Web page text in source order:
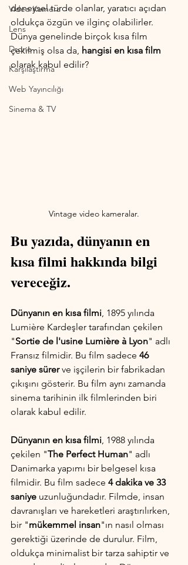
Video Kamera
Lens
Drone
Karşılaştırma
Web Yayıncılığı
Sinema & TV
deneysel türde olanlar, yaratıcı açıdan
oldukça özgün ve ilginç olabilirler.
Dünya genelinde birçok kısa film
çekilmiş olsa da, hangisi en kısa film
olarak kabul edilir?
Vintage video kameralar.
Bu yazıda, dünyanın en
kısa filmi hakkında bilgi
vereceğiz.
Dünyanın en kısa filmi, 1895 yılında
Lumière Kardeşler tarafından çekilen
"Sortie de l'usine Lumière à Lyon" adlı
Fransız filmidir. Bu film sadece 46
saniye sürer ve işçilerin bir fabrikadan
çıkışını gösterir. Bu film aynı zamanda
sinema tarihinin ilk filmlerinden biri
olarak kabul edilir.
Dünyanın en kısa filmi, 1988 yılında
çekilen "The Perfect Human" adlı
Danimarka yapımı bir belgesel kısa
filmidir. Bu film sadece 4 dakika ve 33
saniye uzunluğundadır. Filmde, insan
davranışları ve hareketleri araştırılırken,
bir "mükemmel insan"ın nasıl olması
gerektiği üzerinde de durulur. Film,
oldukça minimalist bir tarza sahiptir ve